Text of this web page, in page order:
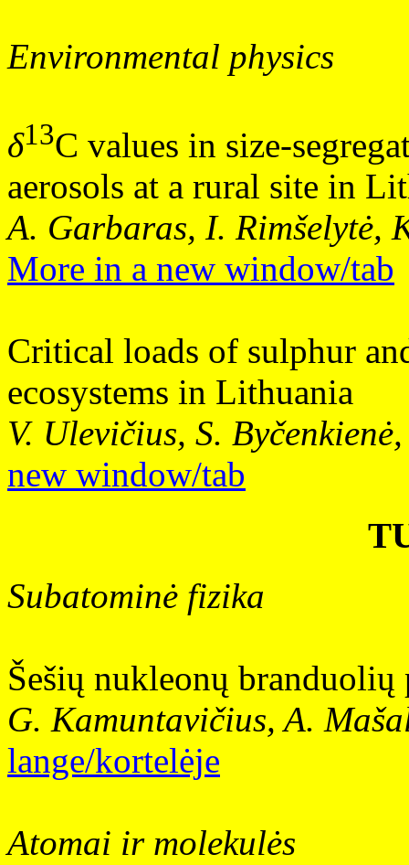
Environmental physics
δ13C values in size-
aerosols at a rural site in
A. Garbaras, I. Rimšelytė,
More in a new window/tab
Critical loads of sulphur
ecosystems in Lithuania
V. Ulevičius, S.
new window/tab
Subatominė fizika
Šešių nukleonų branduolių
G. Kamuntavičius, A.
lange/kortelėje
Atomai ir molekulės